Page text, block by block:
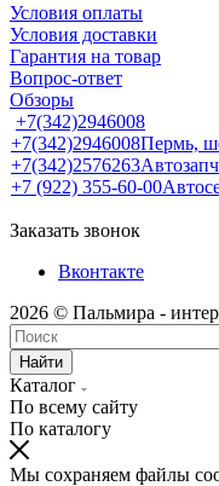
Условия оплаты
Условия доставки
Гарантия на товар
Вопрос-ответ
Обзоры
+7(342)2946008
+7(342)2946008Пермь,
+7(342)2576263
+7 (922) 355-60-00
Заказать звонок
Вконтакте
2026 © Пальмира -
Найти
Каталог
По всему сайту
По каталогу
Мы сохраняем файлы